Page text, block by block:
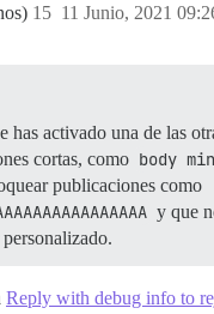
11 Junio, 2021
15
has activado una de las
cortas, como body
publicaciones como
y que
Reply with debug info to